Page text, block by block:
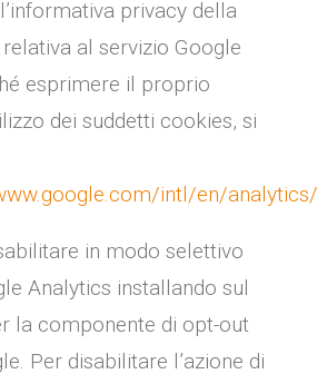
privacy della
al servizio Google
esprimere il proprio
dei suddetti cookies, si
intl/en/
in modo selettivo
Analytics installando sul
la componente di opt-out
Per disabilitare l’azione di